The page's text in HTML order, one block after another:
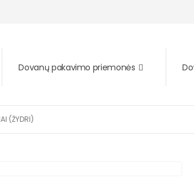
Dovanų pakavimo priemonės
(ŽYDRI)